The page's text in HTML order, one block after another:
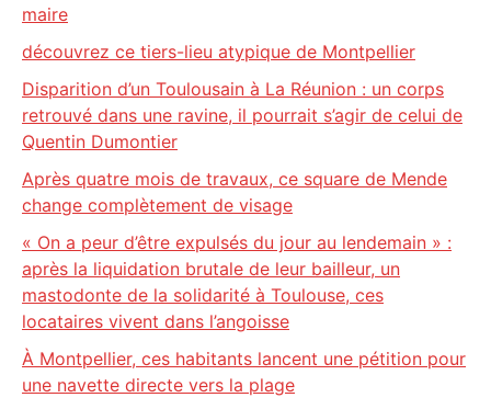
maire
découvrez ce tiers-lieu atypique de Montpellier
Disparition d’un Toulousain à La Réunion : un corps
retrouvé dans une ravine, il pourrait s’agir de celui de
Quentin Dumontier
Après quatre mois de travaux, ce square de Mende
change complètement de visage
« On a peur d’être expulsés du jour au lendemain » :
après la liquidation brutale de leur bailleur, un
mastodonte de la solidarité à Toulouse, ces
locataires vivent dans l’angoisse
À Montpellier, ces habitants lancent une pétition pour
une navette directe vers la plage